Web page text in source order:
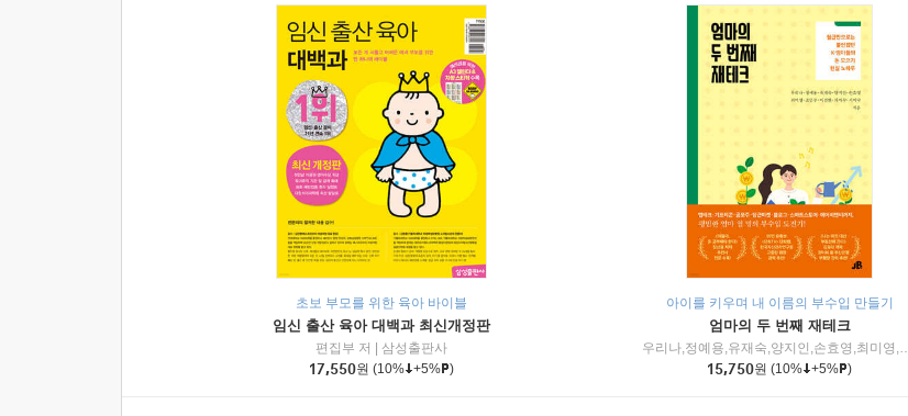
초보 부모를 위한 육아 바이블
임신 출산 육아 대백과 최신개정판
편집부 저
삼성출판사
17,550원 (10% +5% )
아이를 키우며 내 이름의 부수입 만들기
엄마의 두 번째 재테크
우리나,정예용,유재숙,양지인,손효영,
15,750원 (10% +5% )